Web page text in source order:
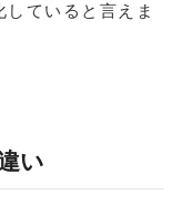
ていると言えま
い